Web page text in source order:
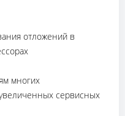
отложений в
многих
сервисных